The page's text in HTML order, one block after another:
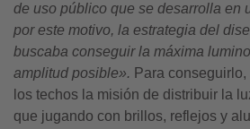
de uso público que se desarrolla en
por este motivo, la estrategia del
buscaba conseguir la máxima
amplitud posible». Para
los techos la misión de distribuir la
que jugando con brillos, reflejos y